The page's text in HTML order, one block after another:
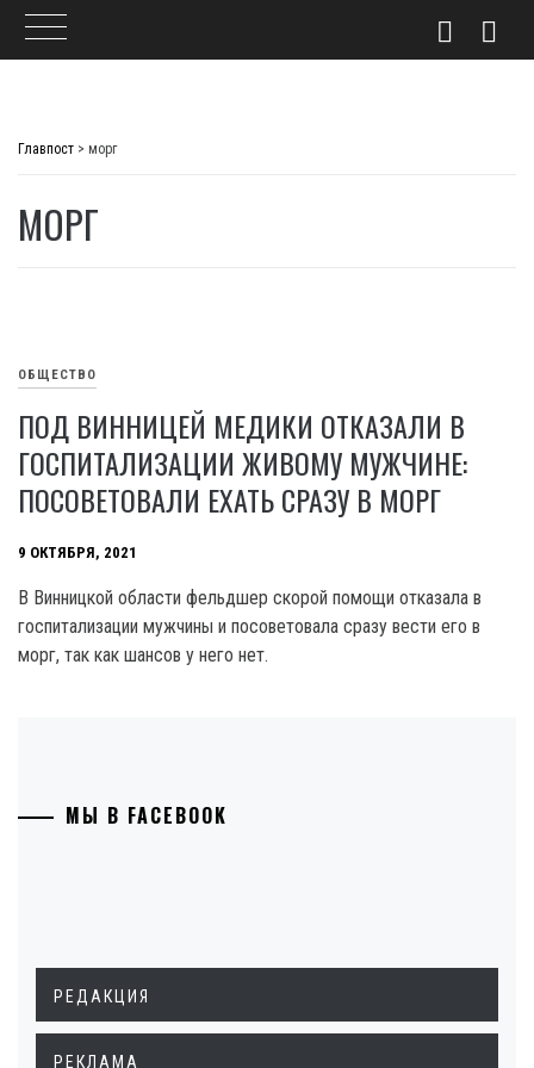
Главпост > морг
МОРГ
ОБЩЕСТВО
ПОД ВИННИЦЕЙ МЕДИКИ ОТКАЗАЛИ В
ГОСПИТАЛИЗАЦИИ ЖИВОМУ МУЖЧИНЕ:
ПОСОВЕТОВАЛИ ЕХАТЬ СРАЗУ В МОРГ
9 ОКТЯБРЯ, 2021
В Винницкой области фельдшер скорой помощи отказала в
госпитализации мужчины и посоветовала сразу вести его в
морг, так как шансов у него нет.
МЫ В FACEBOOK
РЕДАКЦИЯ
РЕКЛАМА